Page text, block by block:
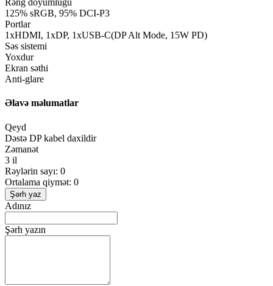
Rəng doyumluğu
125% sRGB, 95% DCI-P3
Portlar
1xHDMI, 1xDP, 1xUSB-C(DP Alt Mode, 15W PD)
Səs sistemi
Yoxdur
Ekran səthi
Anti-glare
Əlavə məlumatlar
Qeyd
Dəstə DP kabel daxildir
Zəmanət
3 il
Rəylərin sayı: 0
Ortalama qiymət: 0
Şərh yaz
Adınız
Şərh yazın